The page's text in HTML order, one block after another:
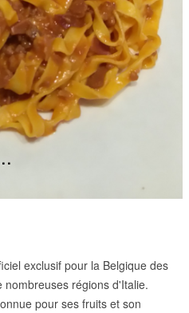
exclusif pour la Belgique des
régions d'Italie.
pour ses fruits et son